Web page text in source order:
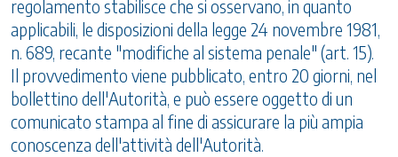
regolamento stabilisce che si osservano, in quanto
applicabili, le disposizioni della legge 24 novembre 1981,
n. 689, recante "modifiche al sistema penale" (art. 15).
Il provvedimento viene pubblicato, entro 20 giorni, nel
bollettino dell'Autorità, e può essere oggetto di un
comunicato stampa al fine di assicurare la più ampia
conoscenza dell'attività dell'Autorità.